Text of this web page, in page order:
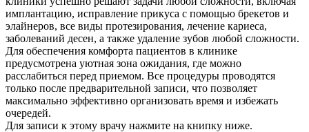
имплантацию, исправление прикуса с помощью брекетов и
элайнеров, все виды протезирования, лечение кариеса,
заболеваний десен, а также удаление зубов любой сложности.
Для обеспечения комфорта пациентов в клинике
предусмотрена уютная зона ожидания, где можно
расслабиться перед приемом. Все процедуры проводятся
только после предварительной записи, что позволяет
максимально эффективно организовать время и избежать
очередей.
Для записи к этому врачу нажмите на книпку ниже.